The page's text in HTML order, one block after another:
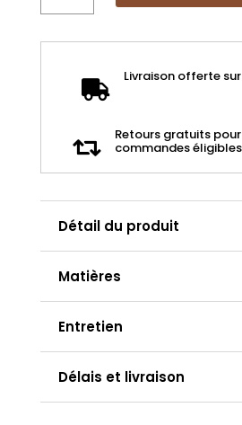
T-
shirt
Bogolan
toucouleur"

Livraison offerte

Retours gratuits
commandes
Détail du produit
Matières
Entretien
Délais et livraison